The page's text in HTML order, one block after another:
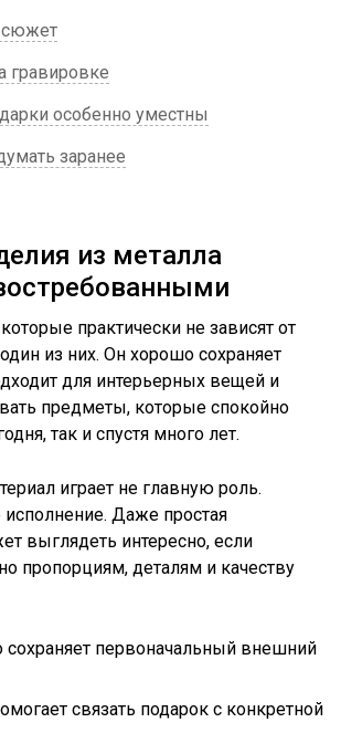
сюжет
гравировке
особенно уместны
заранее
из металла
практически не зависят от
из них. Он хорошо сохраняет
для интерьерных вещей и
предметы, которые спокойно
так и спустя много лет.
играет не главную роль.
Даже простая
выглядеть интересно, если
пропорциям, деталям и качеству
сохраняет первоначальный внешний
связать подарок с конкретной